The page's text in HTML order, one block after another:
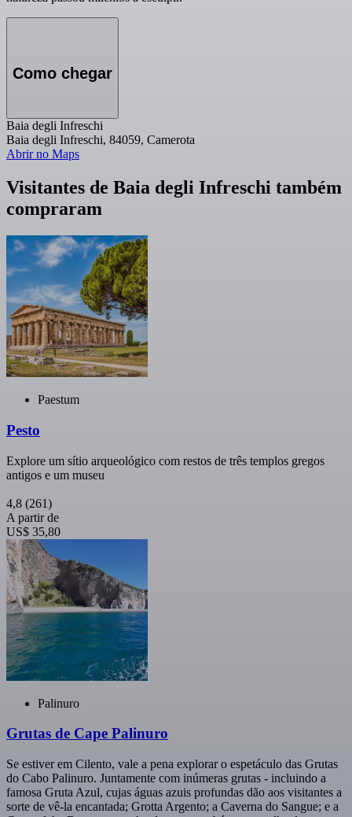
Como chegar
Baia degli Infreschi
Baia degli Infreschi, 84059, Camerota
Abrir no Maps
Visitantes de Baia degli Infreschi também
compraram
Paestum
Pesto
Explore um sítio arqueológico com restos de três templos gregos
antigos e um museu
4,8 (261)
A partir de
US$ 35,80
Palinuro
Grutas de Cape Palinuro
Se estiver em Cilento, vale a pena explorar o espetáculo das Grutas
do Cabo Palinuro. Juntamente com inúmeras grutas - incluindo a
famosa Gruta Azul, cujas águas azuis profundas dão aos visitantes a
sorte de vê-la encantada; Grotta Argento; a Caverna do Sangue; e a